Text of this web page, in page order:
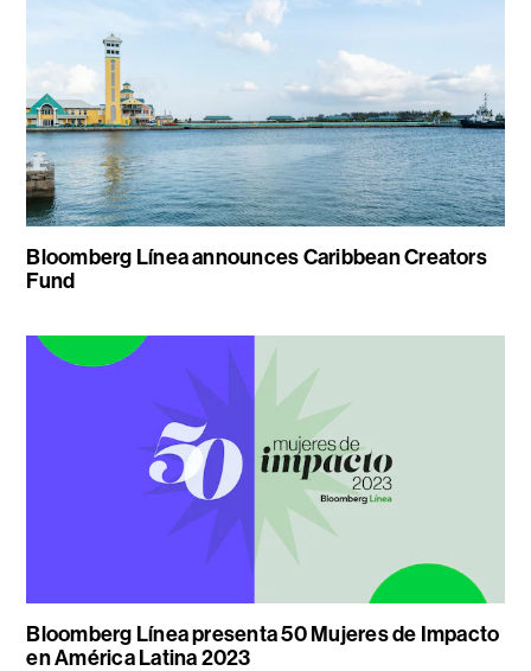
Bloomberg Línea announces Caribbean Creators
Fund
Bloomberg Línea presenta 50 Mujeres de Impacto
en América Latina 2023